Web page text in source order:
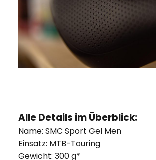
Alle Details im Überblick:
Name: SMC Sport Gel Men
Einsatz: MTB-Touring
Gewicht: 300 g*